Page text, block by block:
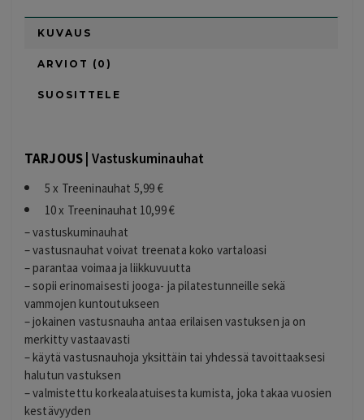
KUVAUS
ARVIOT (0)
SUOSITTELE
TARJOUS | Vastuskuminauhat
5 x Treeninauhat 5,99 €
10 x Treeninauhat 10,99 €
– vastuskuminauhat
– vastusnauhat voivat treenata koko vartaloasi
– parantaa voimaa ja liikkuvuutta
– sopii erinomaisesti jooga- ja pilatestunneille sekä
vammojen kuntoutukseen
– jokainen vastusnauha antaa erilaisen vastuksen ja on
merkitty vastaavasti
– käytä vastusnauhoja yksittäin tai yhdessä tavoittaaksesi
halutun vastuksen
– valmistettu korkealaatuisesta kumista, joka takaa vuosien
kestävyyden